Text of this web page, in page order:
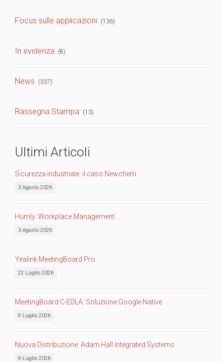
Focus sulle applicazioni (136)
In evidenza (8)
News (337)
Rassegna Stampa (13)
Ultimi Articoli
Sicurezza industriale: il caso Newchem
3 Agosto 2026
Humly: Workplace Management
3 Agosto 2026
Yealink MeetingBoard Pro
22 Luglio 2026
MeetingBoard C-EDLA: Soluzione Google Native
9 Luglio 2026
Nuova Distribuzione: Adam Hall Integrated Systems
9 Luglio 2026